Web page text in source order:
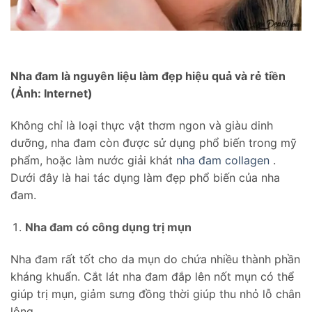
Nha đam là nguyên liệu làm đẹp hiệu quả và rẻ tiền
(Ảnh: Internet)
Không chỉ là loại thực vật thơm ngon và giàu dinh
dưỡng, nha đam còn được sử dụng phổ biến trong mỹ
phẩm, hoặc làm nước giải khát nha đam collagen .
Dưới đây là hai tác dụng làm đẹp phổ biến của nha
đam.
Nha đam có công dụng trị mụn
Nha đam rất tốt cho da mụn do chứa nhiều thành phần
kháng khuẩn. Cắt lát nha đam đắp lên nốt mụn có thể
giúp trị mụn, giảm sưng đồng thời giúp thu nhỏ lỗ chân